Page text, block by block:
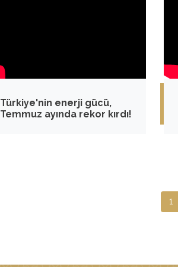
Türkiye'nin enerji gücü,
Temmuz ayında rekor kırdı!
1